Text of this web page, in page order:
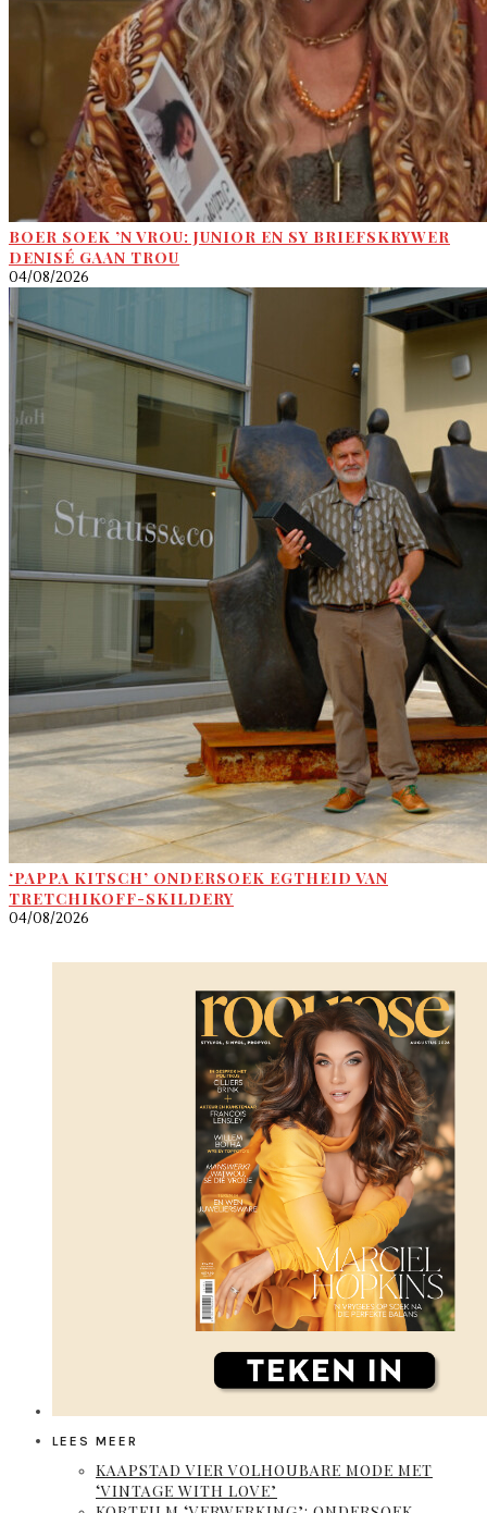
BOER SOEK ’N VROU: JUNIOR EN SY BRIEFSKRYWER
DENISÉ GAAN TROU
04/08/2026
‘PAPPA KITSCH’ ONDERSOEK EGTHEID VAN
TRETCHIKOFF-SKILDERY
04/08/2026
LEES MEER
KAAPSTAD VIER VOLHOUBARE MODE MET
‘VINTAGE WITH LOVE’